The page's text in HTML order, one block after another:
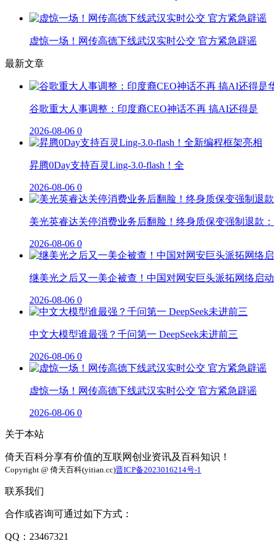
虚惊一场！网传高德下线武汉实时公交 官方紧急辟谣
最新文章
谷歌重大人事调整：印度裔CEO神话不再 搞AI还得是
2026-08-06 0
昇腾0Day支持百灵Ling-3.0-flash！全
2026-08-06 0
美光英睿达关停消费业务后翻脸！终身质保变强制退款
2026-08-06 0
继美光之后又一美企被查！中国对网安巨头派拓网络启
2026-08-06 0
中文大模型谁最强？千问第一 DeepSeek未进前三
2026-08-06 0
虚惊一场！网传高德下线武汉实时公交 官方紧急辟谣
2026-08-06 0
关于本站
倚天百科分享有价值的互联网创业资讯及百科知识！
Copyright @ 倚天百科(yitian.cc)晋ICP备2023016214号-1
联系我们
合作或咨询可通过如下方式：
QQ：23467321